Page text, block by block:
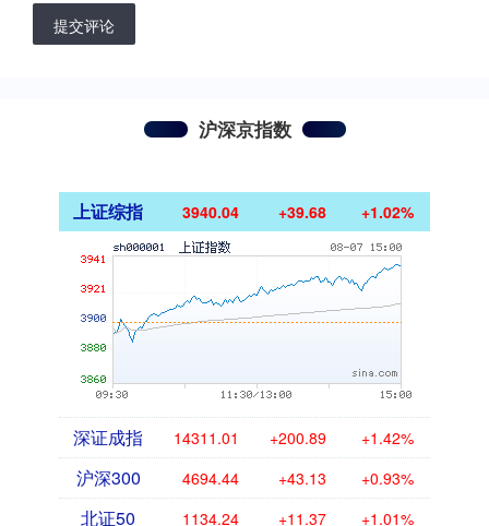
提交评论
沪深京指数
上证综指 3940.04 +39.68 +1.02%
深证成指 14311.01 +200.89 +1.42%
沪深300 4694.44 +43.13 +0.93%
北证50 1134.24 +11.37 +1.01%